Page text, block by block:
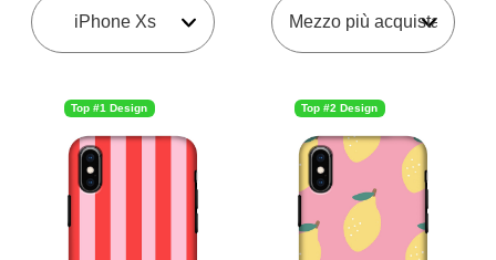
iPhone Xs
Top #1 Design Top #2 Design